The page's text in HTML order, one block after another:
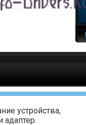
устройства,
адаптер.